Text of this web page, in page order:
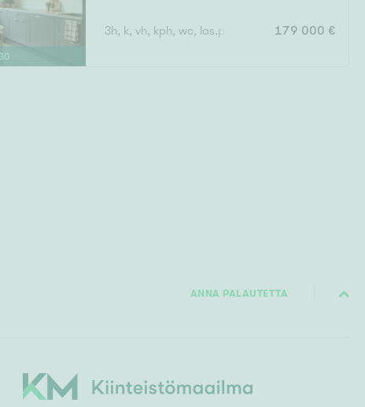
30
3h, k, vh, kph, wc, las.p 179 000 €
ANNA PALAUTETTA